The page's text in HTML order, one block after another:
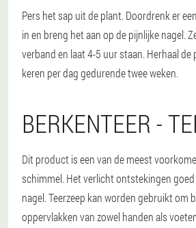
Pers het sap uit de plant. Doordrenk er
in en breng het aan op de pijnlijke nagel.
verband en laat 4-5 uur staan. Herhaal
keren per dag gedurende twee weken.
BERKENTEER -
Dit product is een van de meest
schimmel. Het verlicht ontstekingen
nagel. Teerzeep kan worden gebruikt om
oppervlakken van zowel handen als